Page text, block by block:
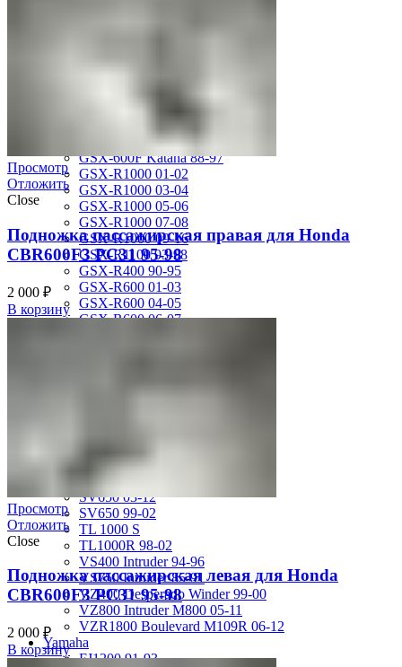
GSF1200 Bandit 01-05
GSR600 06-10
GSX-1300R Hayabusa 08-16
GSX-1300R Hayabusa 99-07
GSX-600F Katana 88-97
GSX-R1000 01-02
GSX-R1000 03-04
GSX-R1000 05-06
GSX-R1000 07-08
GSX-R1000 09-16
GSX-R1100 93-98
GSX-R400 90-95
GSX-R600 01-03
GSX-R600 04-05
GSX-R600 06-07
GSX-R750 W 92-95
SV400 98-02
SV650 03-12
SV650 99-02
TL 1000 S
TL1000R 98-02
VS400 Intruder 94-96
VS750 Intruder 85-91
VZ400 Desperado Winder 99-00
VZ800 Intruder M800 05-11
VZR1800 Boulevard M109R 06-12
Yamaha
FJ1200 91-93
Просмотр
Отложить
Close
Подножка пассажирская правая для Honda
CBR600F3 PC31 95-98
2 000 ₽
В корзину
Просмотр
Отложить
Close
Подножка пассажирская левая для Honda
CBR600F3 PC31 95-98
2 000 ₽
В корзину